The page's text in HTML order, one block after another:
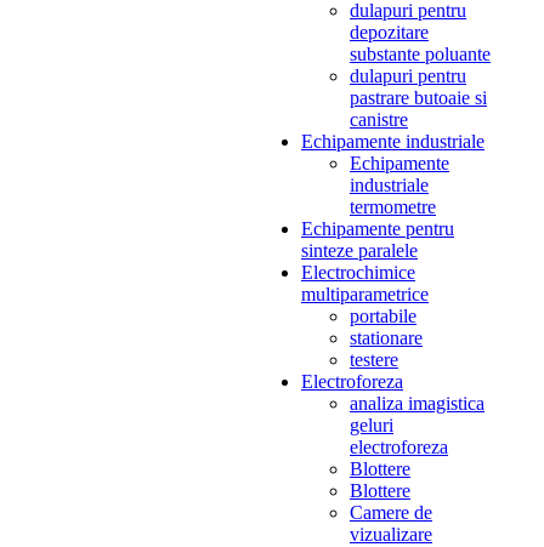
dulapuri pentru
depozitare
substante poluante
dulapuri pentru
pastrare butoaie si
canistre
Echipamente industriale
Echipamente
industriale
termometre
Echipamente pentru
sinteze paralele
Electrochimice
multiparametrice
portabile
stationare
testere
Electroforeza
analiza imagistica
geluri
electroforeza
Blottere
Blottere
Camere de
vizualizare